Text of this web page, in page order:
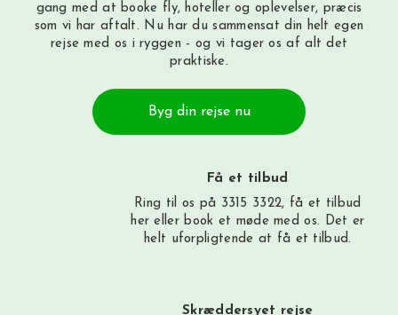
gang med at booke fly, hoteller og oplevelser, præcis
som vi har aftalt. Nu har du sammensat din helt egen
rejse med os i ryggen - og vi tager os af alt det
praktiske.
Byg din rejse nu
Få et tilbud
Ring til os på 3315 3322, få et tilbud
her eller book et møde med os. Det er
helt uforpligtende at få et tilbud.
Skræddersyet rejse